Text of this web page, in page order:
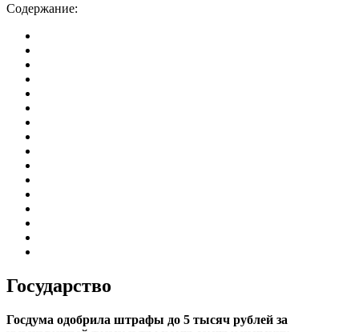
Содержание:
Государство
Госдума одобрила штрафы до 5 тысяч рублей за